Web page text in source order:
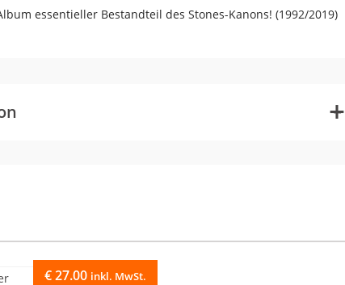
essentieller Bestandteil des Stones-Kanons! (1992/2019)
+
-
€27.00 inkl. MwSt.